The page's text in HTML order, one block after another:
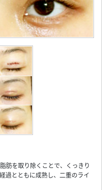
肪を取り除くことで、くっきり
過とともに成熟し、二重のライ